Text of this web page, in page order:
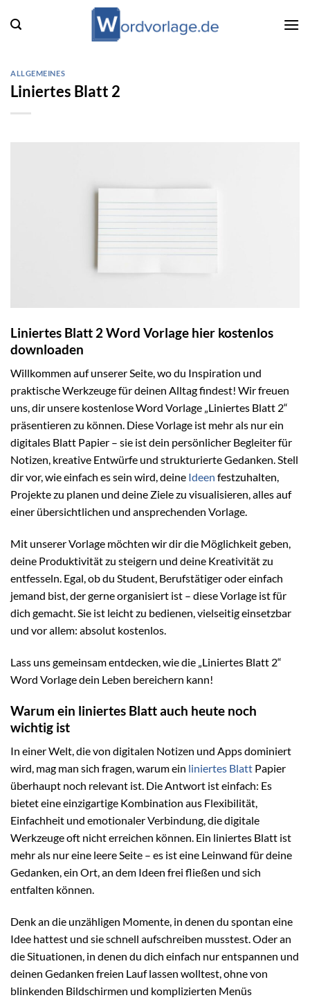
Inhalt
ALLGEMEINES
Liniertes Blatt 2
Liniertes Blatt 2 Word Vorlage hier kostenlos
downloaden
Willkommen auf unserer Seite, wo du Inspiration und
praktische Werkzeuge für deinen Alltag findest! Wir freuen
uns, dir unsere kostenlose Word Vorlage „Liniertes Blatt 2“
präsentieren zu können. Diese Vorlage ist mehr als nur ein
digitales Blatt Papier – sie ist dein persönlicher Begleiter für
Notizen, kreative Entwürfe und strukturierte Gedanken. Stell
dir vor, wie einfach es sein wird, deine Ideen festzuhalten,
Projekte zu planen und deine Ziele zu visualisieren, alles auf
einer übersichtlichen und ansprechenden Vorlage.
Mit unserer Vorlage möchten wir dir die Möglichkeit geben,
deine Produktivität zu steigern und deine Kreativität zu
entfesseln. Egal, ob du Student, Berufstätiger oder einfach
jemand bist, der gerne organisiert ist – diese Vorlage ist für
dich gemacht. Sie ist leicht zu bedienen, vielseitig einsetzbar
und vor allem: absolut kostenlos.
Lass uns gemeinsam entdecken, wie die „Liniertes Blatt 2“
Word Vorlage dein Leben bereichern kann!
Warum ein liniertes Blatt auch heute noch
wichtig ist
In einer Welt, die von digitalen Notizen und Apps dominiert
wird, mag man sich fragen, warum ein liniertes Blatt Papier
überhaupt noch relevant ist. Die Antwort ist einfach: Es
bietet eine einzigartige Kombination aus Flexibilität,
Einfachheit und emotionaler Verbindung, die digitale
Werkzeuge oft nicht erreichen können. Ein liniertes Blatt ist
mehr als nur eine leere Seite – es ist eine Leinwand für deine
Gedanken, ein Ort, an dem Ideen frei fließen und sich
entfalten können.
Denk an die unzähligen Momente, in denen du spontan eine
Idee hattest und sie schnell aufschreiben musstest. Oder an
die Situationen, in denen du dich einfach nur entspannen und
deinen Gedanken freien Lauf lassen wolltest, ohne von
blinkenden Bildschirmen und komplizierten Menüs